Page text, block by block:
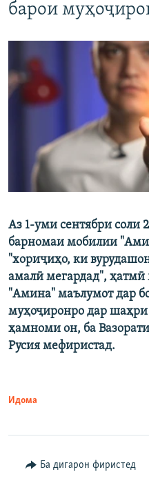
барои
Аз 1-уми сентябри соли
барномаи мобилии
"хориҷиҳо, ки
амалӣ мегардад",
"Амина" маълумот дар
муҳоҷиронро дар шаҳри
ҳамноми он, ба
Русия мефиристад.
Идома
Ба дигарон фиристед